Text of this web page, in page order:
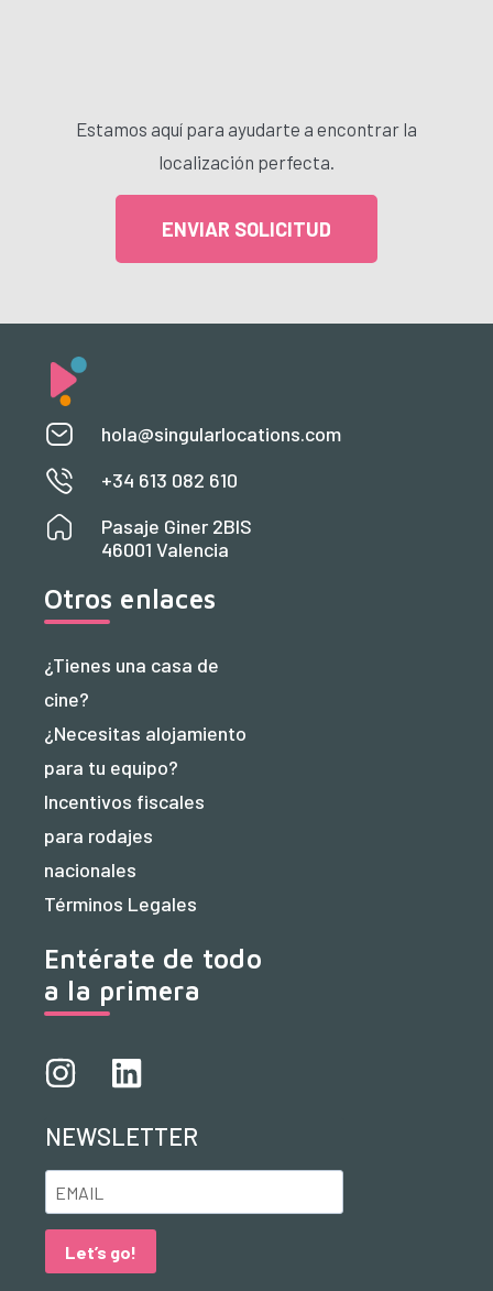
Estamos aquí para ayudarte a encontrar la
localización perfecta.
ENVIAR SOLICITUD
hola@singularlocations.com
+34 613 082 610
Pasaje Giner 2BIS
46001 Valencia
Otros enlaces
¿Tienes una casa de
cine?
¿Necesitas alojamiento
para tu equipo?
Incentivos fiscales
para rodajes
nacionales
Términos Legales
Entérate de todo
a la primera
NEWSLETTER
Let’s go!